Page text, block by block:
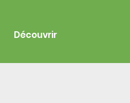
Découvrir